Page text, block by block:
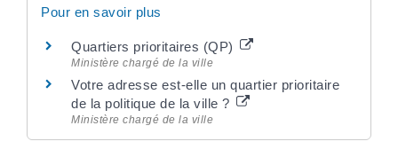
Pour en savoir plus
Quartiers prioritaires (QP)
Ministère chargé de la ville
Votre adresse est-elle un quartier prioritaire
de la politique de la ville ?
Ministère chargé de la ville